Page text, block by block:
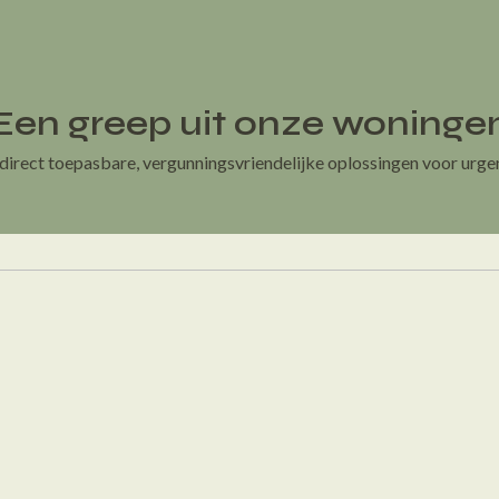
greep uit onze
toepasbare, vergunningsvriendelijke oplossingen voor